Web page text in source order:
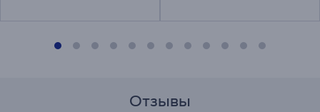
Отзывы